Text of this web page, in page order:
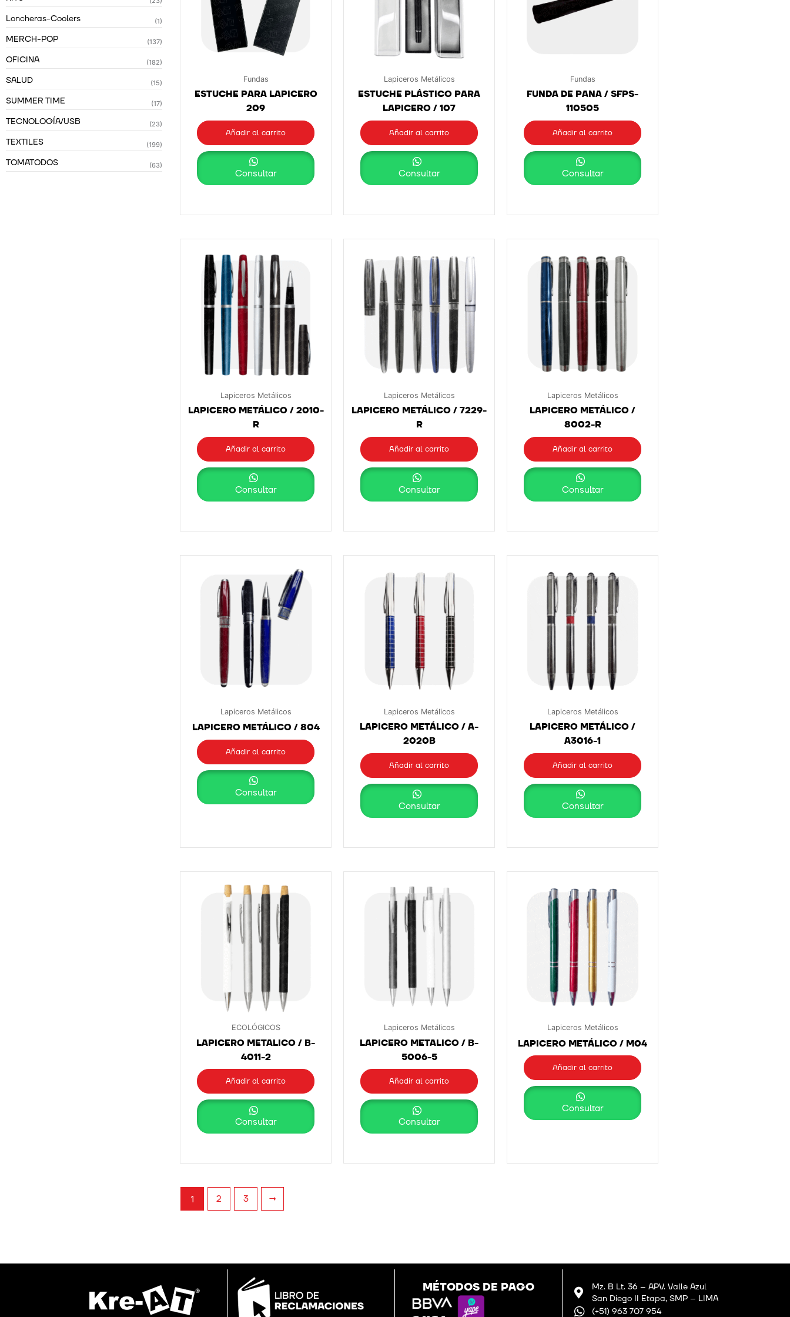
Loncheras-Coolers (1)
MERCH-POP (137)
OFICINA (182)
SALUD (15)
SUMMER TIME (17)
TECNOLOGÍA/USB (23)
TEXTILES (199)
TOMATODOS (63)
Fundas
ESTUCHE PARA LAPICERO
209
Añadir al carrito
Consultar
Lapiceros Metálicos
ESTUCHE PLÁSTICO PARA
LAPICERO / 107
Añadir al carrito
Consultar
Fundas
FUNDA DE PANA / SFPS-
110505
Añadir al carrito
Consultar
Lapiceros Metálicos
LAPICERO METÁLICO / 2010-
R
Añadir al carrito
Consultar
Lapiceros Metálicos
LAPICERO METÁLICO / 7229-
R
Añadir al carrito
Consultar
Lapiceros Metálicos
LAPICERO METÁLICO /
8002-R
Añadir al carrito
Consultar
Lapiceros Metálicos
LAPICERO METÁLICO / 804
Añadir al carrito
Consultar
Lapiceros Metálicos
LAPICERO METÁLICO / A-
2020B
Añadir al carrito
Consultar
Lapiceros Metálicos
LAPICERO METÁLICO /
A3016-1
Añadir al carrito
Consultar
ECOLÓGICOS
LAPICERO METALICO / B-
4011-2
Añadir al carrito
Consultar
Lapiceros Metálicos
LAPICERO METALICO / B-
5006-5
Añadir al carrito
Consultar
Lapiceros Metálicos
LAPICERO METÁLICO / M04
Añadir al carrito
Consultar
1 2 3 →
MÉTODOS DE PAGO
Mz. B Lt. 36 – APV. Valle Azul
San Diego II Etapa, SMP – LIMA
(+51) 963 707 954